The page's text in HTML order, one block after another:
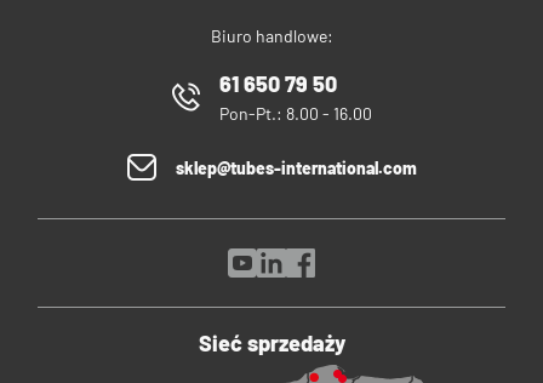
Biuro handlowe:
61 650 79 50
Pon-Pt.: 8.00 - 16.00
sklep@tubes-international.com
Sieć sprzedaży